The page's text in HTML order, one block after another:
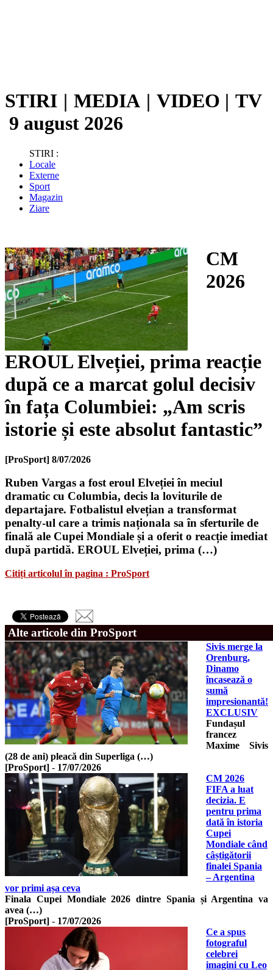
STIRI | MEDIA | VIDEO | TV
9 august 2026
STIRI :
Locale
Externe
Sport
Magazin
Ziare
CM
2026
EROUL Elveției, prima reacție
după ce a marcat golul decisiv
în fața Columbiei: „Am scris
istorie și este absolut fantastic”
[ProSport] 8/07/2026
Ruben Vargas a fost eroul Elveției în meciul
dramatic cu Columbia, decis la loviturile de
departajare. Fotbalistul elvețian a transformat
penalty-ul care a trimis naționala sa în sferturile de
finală ale Cupei Mondiale și a oferit o reacție imediat
după partidă. EROUL Elveției, prima (…)
Citiți articolul în pagina : ProSport
Alte articole din ProSport
Sivis merge la
Orenburg,
Dinamo
încasează o
sumă
impresionantă!
EXCLUSIV
Fundașul
francez
Maxime Sivis
(28 de ani) pleacă din Superliga (…)
[ProSport] - 17/07/2026
CM 2026
FIFA a luat
decizia. E
pentru prima
dată în istoria
Cupei
Mondiale când
câștigătorii
finalei Spania
– Argentina
vor primi așa ceva
Finala Cupei Mondiale 2026 dintre Spania și Argentina va
avea (…)
[ProSport] - 17/07/2026
Ce a spus
fotograful
celebrei
imagini cu Leo